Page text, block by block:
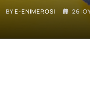
BYE-ENIMEROSI 26